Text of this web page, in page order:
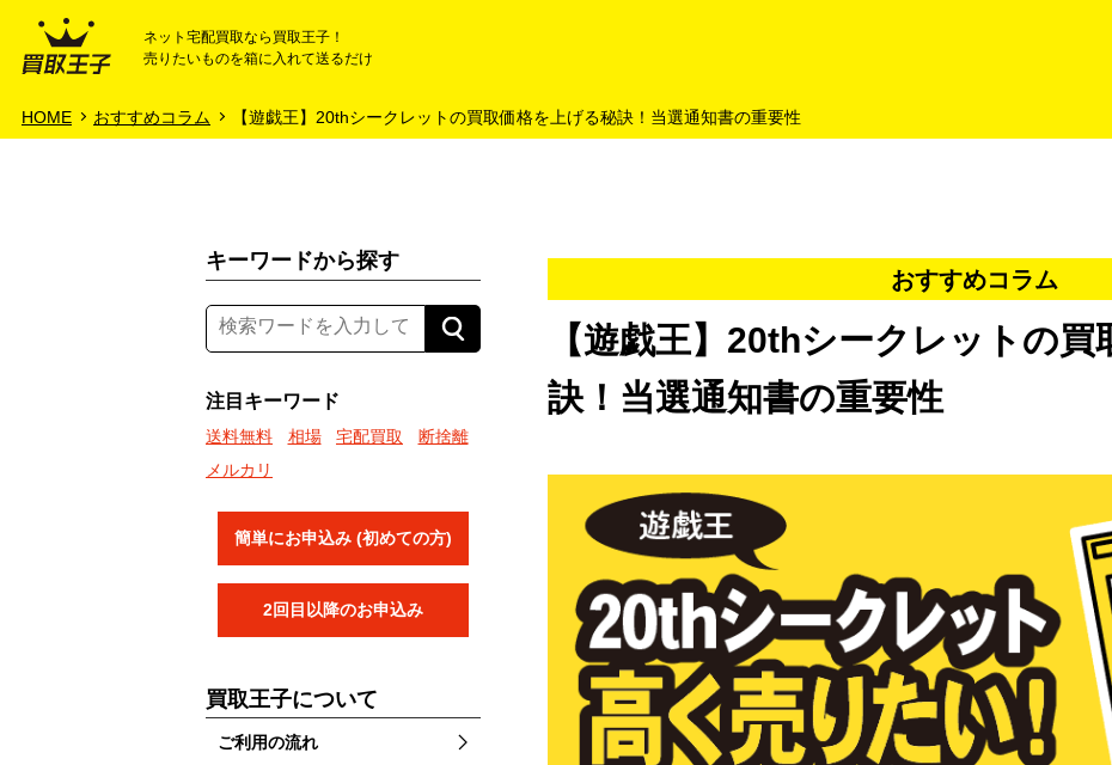
HOME
ネット宅配買取なら買取王子！
売りたいものを箱に入れて送るだけ
HOME おすすめコラム 【遊戯王】20thシークレットの買取価格を上げる秘訣！当選通知書の重要性
キーワードから探す
注目キーワード
送料無料 相場 宅配買取
断捨離
メルカリ
簡単にお申込み (初めての方)
2回目以降のお申込み
買取王子について
ご利用の流れ
おすすめコラム
【遊戯王】20thシークレットの
訣！当選通知書の重要性